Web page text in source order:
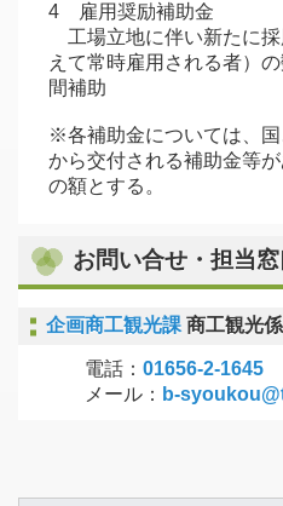
4 雇用奨励補助金
工場立地に伴い新たに
えて常時雇用される者）
間補助
※各補助金については、
から交付される補助金等
の額とする。
お問い合せ・担当窓
企画商工観光課 商工観光係
電話： 01656-2-1645
メール： b-